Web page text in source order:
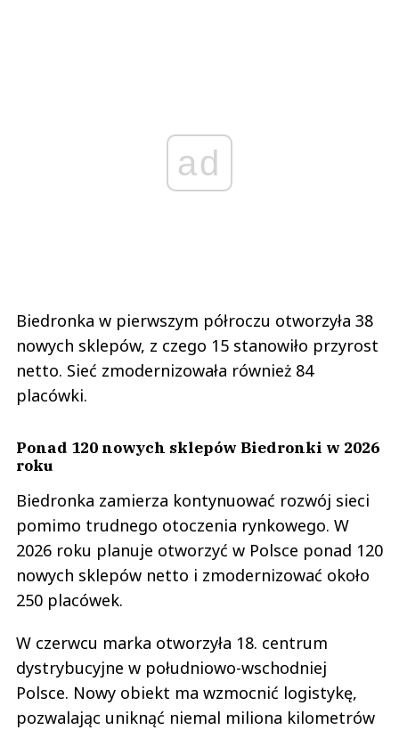
ad
Biedronka w pierwszym półroczu otworzyła 38
nowych sklepów, z czego 15 stanowiło przyrost
netto. Sieć zmodernizowała również 84
placówki.
Ponad 120 nowych sklepów Biedronki w 2026
roku
Biedronka zamierza kontynuować rozwój sieci
pomimo trudnego otoczenia rynkowego. W
2026 roku planuje otworzyć w Polsce ponad 120
nowych sklepów netto i zmodernizować około
250 placówek.
W czerwcu marka otworzyła 18. centrum
dystrybucyjne w południowo-wschodniej
Polsce. Nowy obiekt ma wzmocnić logistykę,
pozwalając uniknąć niemal miliona kilometrów